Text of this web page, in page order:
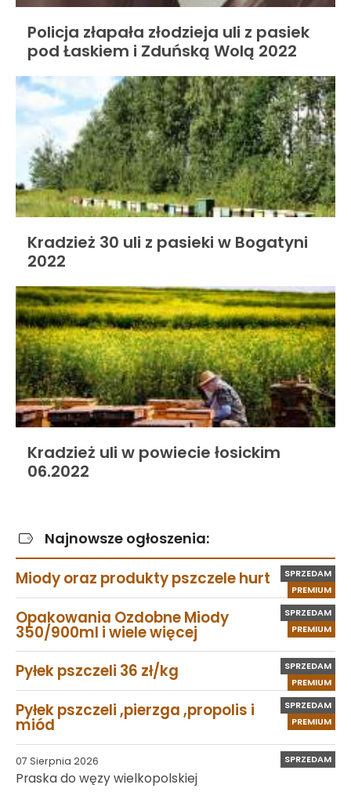
Policja złapała złodzieja uli z pasiek
pod Łaskiem i Zduńską Wolą 2022
Kradzież 30 uli z pasieki w Bogatyni
2022
Kradzież uli w powiecie łosickim
06.2022
Najnowsze ogłoszenia:
PREMIUM
SPRZEDAM
Miody oraz produkty pszczele hurt
PREMIUM
SPRZEDAM
Opakowania Ozdobne Miody
350/900ml i wiele więcej
PREMIUM
SPRZEDAM
Pyłek pszczeli 36 zł/kg
PREMIUM
SPRZEDAM
Pyłek pszczeli ,pierzga ,propolis i
miód
07 Sierpnia 2026 SPRZEDAM
Praska do węzy wielkopolskiej